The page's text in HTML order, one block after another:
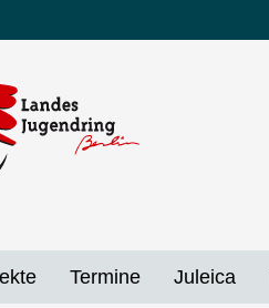
Termine Juleica